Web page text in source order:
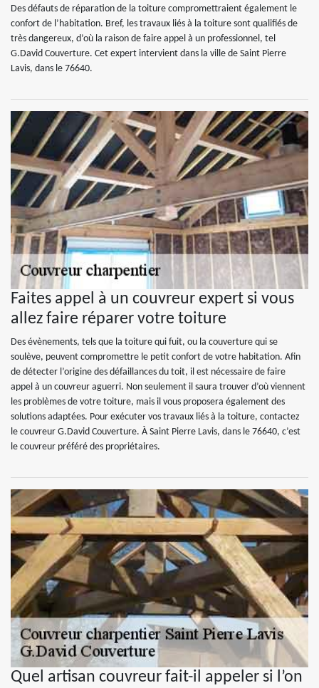
Des défauts de réparation de la toiture compromettraient également le
confort de l’habitation. Bref, les travaux liés à la toiture sont qualifiés de
très dangereux, d’où la raison de faire appel à un professionnel, tel
G.David Couverture. Cet expert intervient dans la ville de Saint Pierre
Lavis, dans le 76640.
Faites appel à un couvreur expert si vous
allez faire réparer votre toiture
Des évènements, tels que la toiture qui fuit, ou la couverture qui se
soulève, peuvent compromettre le petit confort de votre habitation. Afin
de détecter l’origine des défaillances du toit, il est nécessaire de faire
appel à un couvreur aguerri. Non seulement il saura trouver d’où viennent
les problèmes de votre toiture, mais il vous proposera également des
solutions adaptées. Pour exécuter vos travaux liés à la toiture, contactez
le couvreur G.David Couverture. À Saint Pierre Lavis, dans le 76640, c’est
le couvreur préféré des propriétaires.
Quel artisan couvreur fait-il appeler si l’on